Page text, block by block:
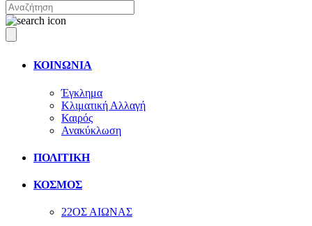
ΚΟΙΝΩΝΙΑ
Έγκλημα
Κλιματική Αλλαγή
Καιρός
Ανακύκλωση
ΠΟΛΙΤΙΚΗ
ΚΟΣΜΟΣ
22ΟΣ ΑΙΩΝΑΣ